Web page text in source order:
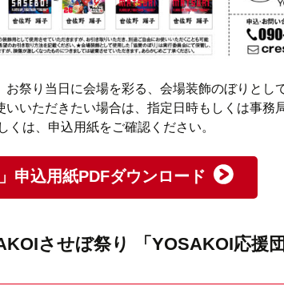
お祭り当日に会場を彩る、会場装飾のぼりとし
いいただきたい場合は、指定日時もしくは事務
くは、申込用紙をご確認ください。
申込用紙PDFダウンロード
させぼ祭り 「YOSAKOI応援